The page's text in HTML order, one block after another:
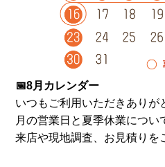
📅8月カレンダー
いつもご利用いただきありが
月の営業日と夏季休業につ
来店や現地調査、お見積りを